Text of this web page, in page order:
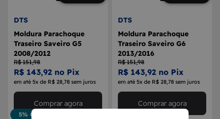
DTS
Moldura Parachoque
Traseiro Saveiro G5
2008/2012
R$ 151,98
R$ 143,92 no Pix
em até 5x de R$ 28,78 sem juros
5% OFF
Comprar agora
DTS
Moldura Parachoque
Traseiro Saveiro G6
2013/2016
R$ 151,98
R$ 143,92 no Pix
em até 5x de R$ 28,78 sem juros
Comprar agora